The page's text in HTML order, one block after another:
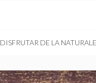
DISFRUTAR DE LA